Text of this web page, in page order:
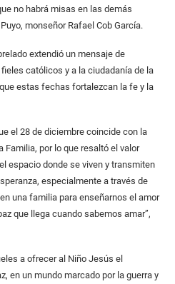
no habrá misas en las demás
monseñor Rafael Cob García.
extendió un mensaje de
católicos y a la ciudadanía de la
estas fechas fortalezcan la fe y la
el 28 de diciembre coincide con la
Familia, por lo que resaltó el valor
espacio donde se viven y transmiten
especialmente a través de
una familia para enseñarnos el amor
que llega cuando sabemos amar”,
a ofrecer al Niño Jesús el
en un mundo marcado por la guerra y